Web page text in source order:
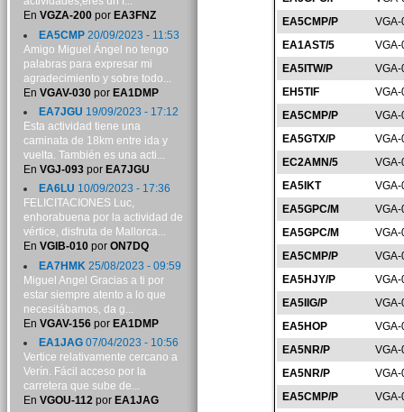
EA5CMP/P
EA1AST/5
EA5ITW/P
EH5TIF
EA5CMP/P
EA5GTX/P
EC2AMN/5
EA5IKT
EA5GPC/M
EA5GPC/M
EA5CMP/P
EA5HJY/P
EA5IIG/P
EA5HOP
EA5NR/P
EA5NR/P
EA5CMP/P
En VGZA-200por EA3FNZ
EA5CMP20/09/2023 - 11:53
Amigo Miguel Ángel no tengo
palabras para expresar mi
agradecimiento y sobre todo...
En VGAV-030por EA1DMP
EA7JGU 19/09/2023 - 17:12
Esta actividad tiene una
caminata de 18km entre ida y
vuelta. También es una acti...
En VGJ-093por EA7JGU
EA6LU 10/09/2023 - 17:36
FELICITACIONES Luc,
enhorabuena por la actividad de
vértice, disfruta de Mallorca...
En VGIB-010por ON7DQ
EA7HMK 25/08/2023 - 09:59
Miguel Angel Gracias a ti por
estar siempre atento a lo que
necesitábamos, da g...
En VGAV-156por EA1DMP
EA1JAG07/04/2023 - 10:56
Vertice relativamente cercano a
Verín. Fácil acceso por la
carretera que sube de...
En VGOU-112por EA1JAG